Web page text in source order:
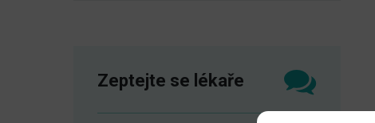
Zeptejte se lékaře